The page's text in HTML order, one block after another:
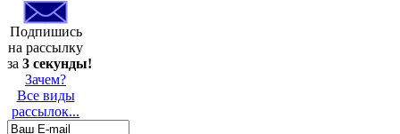
Подпишись
на рассылку
за 3 секунды!
Зачем?
Все виды
рассылок...